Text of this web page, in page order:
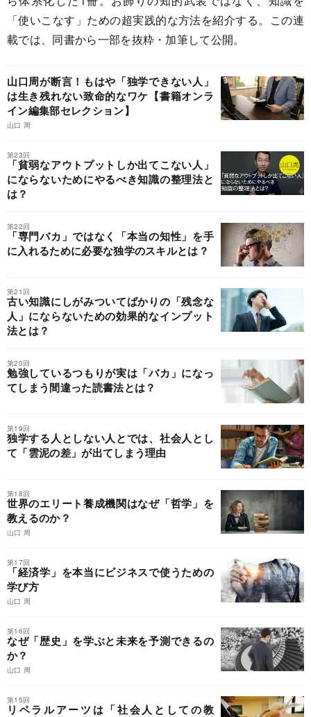
「使いこなす」ための超実践的な方法を紹介する。この連
載では、同書から一部を抜粋・加筆して公開。
山口周が断言！もはや「独学できない人」
は生き残れない致命的なワケ【書籍オンラ
イン編集部セレクション】
山口 周
第23回
「貧弱なアウトプットしか出てこない人」
にならないためにやるべき知識の整理法と
は？
第22回
「専門バカ」ではなく「本当の知性」を手
に入れるために必要な独学のスキルとは？
第21回
古い知識にしがみついてばかりの「残念な
人」にならないための効果的なインプット
法とは？
第20回
勉強しているつもりが実は「バカ」になっ
てしまう間違った読書法とは？
第19回
独学する人としない人とでは、社会人とし
て「雲泥の差」が出てしまう理由
第18回
世界のエリート養成機関はなぜ「哲学」を
教えるのか？
山口 周
第17回
「経済学」を本当にビジネスで使うための
学び方
山口 周
第16回
なぜ「歴史」を学ぶと未来を予測できるの
か？
山口 周
第15回
リベラルアーツは「社会人としての教